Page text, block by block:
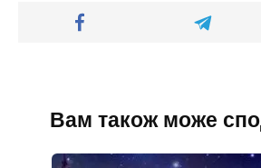
Вам також може